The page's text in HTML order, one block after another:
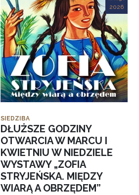
2026
SIEDZIBA
DŁUŻSZE GODZINY
OTWARCIA W MARCU I
KWIETNIU W NIEDZIELE
WYSTAWY „ZOFIA
STRYJEŃSKA. MIĘDZY
WIARĄ A OBRZĘDEM”